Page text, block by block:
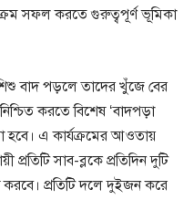
সফল করতে গুরুত্বপূর্ণ ভূমিকা
বাদ পড়লে তাদের খুঁজে বের
করতে বিশেষ ‘বাদপড়া
হবে। এ কার্যক্রমের আওতায়
প্রতিটি সাব-ব্লকে প্রতিদিন দুটি
প্রতিটি দলে দুইজন করে